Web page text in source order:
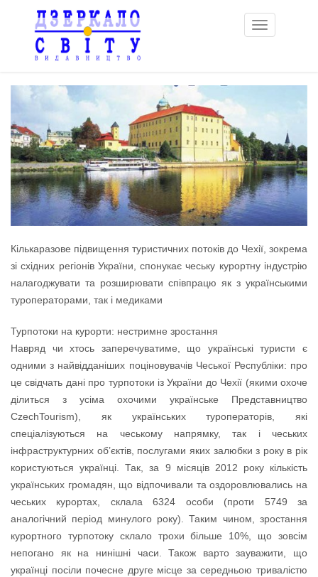
Toggle
navigation
Кількаразове підвищення туристичних потоків до Чехії, зокрема
зі східних регіонів України, спонукає чеську курортну індустрію
налагоджувати та розширювати співпрацю як з українськими
туроператорами, так і медиками
Турпотоки на курорти: нестримне зростання
Навряд чи хтось заперечуватиме, що українські туристи є
одними з найвідданіших поціновувачів Чеської Республіки: про
це свідчать дані про турпотоки із України до Чехії (якими охоче
ділиться з усіма охочими українське Представництво
CzechTourism), як українських туроператорів, які
спеціалізуються на чеському напрямку, так і чеських
інфраструктурних об’єктів, послугами яких залюбки з року в рік
користуються українці. Так, за 9 місяців 2012 року кількість
українських громадян, що відпочивали та оздоровлювались на
чеських курортах, склала 6324 особи (проти 5749 за
аналогічний період минулого року). Таким чином, зростання
курортного турпотоку склало трохи більше 10%, що зовсім
непогано як на нинішні часи. Також варто зауважити, що
українці посіли почесне друге місце за середньою тривалістю